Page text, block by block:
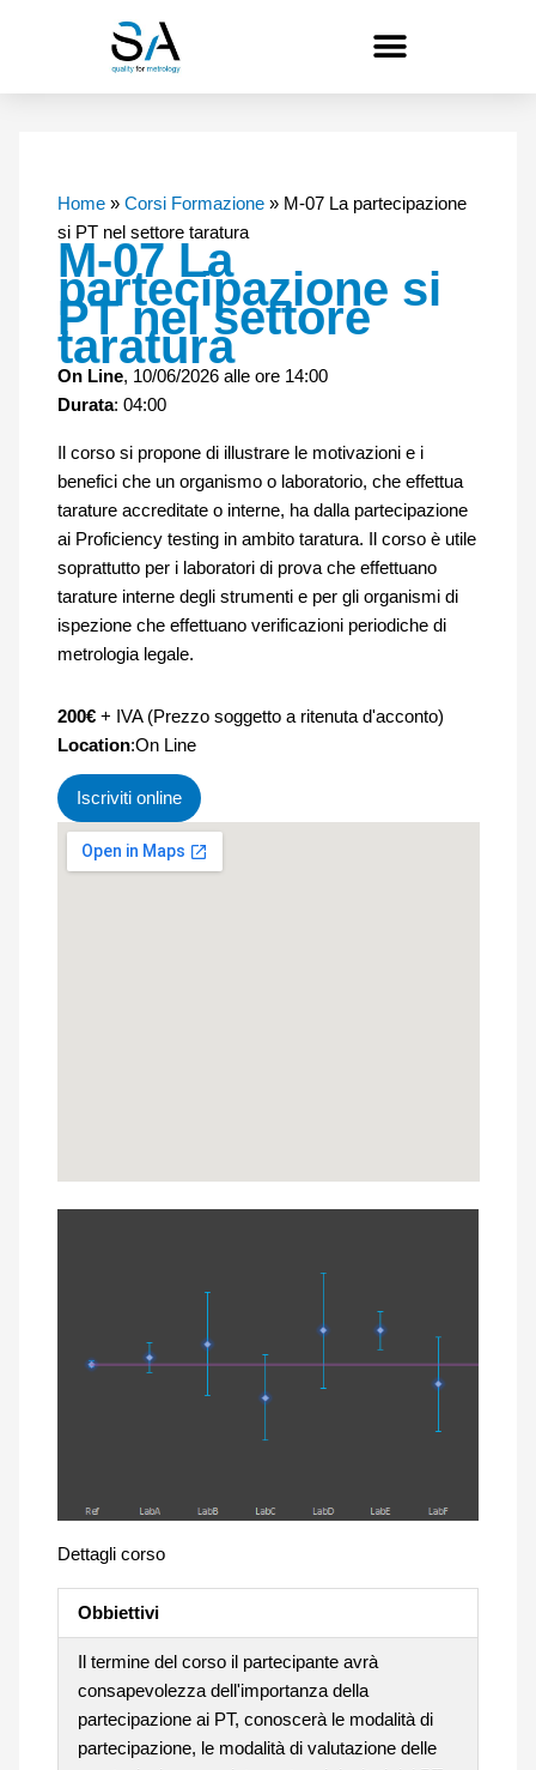
Home» Corsi Formazione» M-07 La partecipazione
si PT nel settore taratura
M-07 La
partecipazione si
PT nel settore
taratura
On Line, 10/06/2026 alle ore 14:00
Durata: 04:00
Il corso si propone di illustrare le motivazioni e i
benefici che un organismo o laboratorio, che effettua
tarature accreditate o interne, ha dalla partecipazione
ai Proficiency testing in ambito taratura. Il corso è utile
soprattutto per i laboratori di prova che effettuano
tarature interne degli strumenti e per gli organismi di
ispezione che effettuano verificazioni periodiche di
metrologia legale.
200€+ IVA (Prezzo soggetto a ritenuta d'acconto)
Location:On Line
Iscriviti online
Dettagli corso
Obbiettivi
Il termine del corso il partecipante avrà
consapevolezza dell'importanza della
partecipazione ai PT, conoscerà le modalità di
partecipazione, le modalità di valutazione delle